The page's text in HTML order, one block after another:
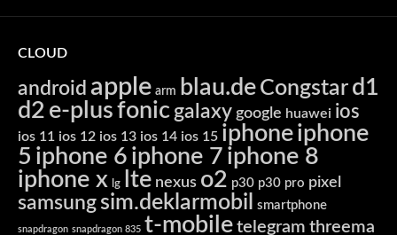
CLOUD
android apple arm blau.de Congstar d1
d2 e-plusfonic galaxy google huawei ios
ios 11 ios 12 ios 13 ios 14 ios 15 iphoneiphone
5 iphone 6 iphone 7 iphone 8
iphone x lg lte nexus o2 p30 p30 pro pixel
samsung sim.deklarmobil smartphone
snapdragon snapdragon 835 t-mobile telegram threema